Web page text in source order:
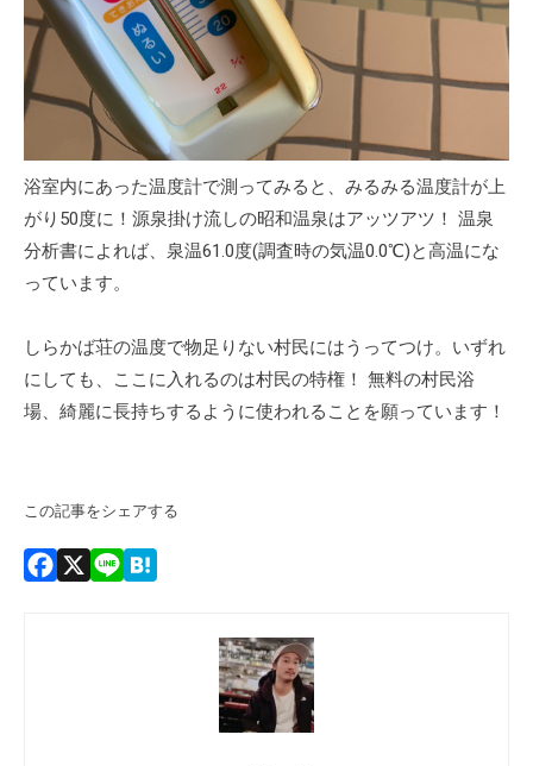
浴室内にあった温度計で測ってみると、みるみる温度計が上
がり50度に！源泉掛け流しの昭和温泉はアッツアツ！ 温泉
分析書によれば、泉温61.0度(調査時の気温0.0℃)と高温にな
っています。
しらかば荘の温度で物足りない村民にはうってつけ。いずれ
にしても、ここに入れるのは村民の特権！ 無料の村民浴
場、綺麗に長持ちするように使われることを願っています！
この記事をシェアする
Facebook
X Line